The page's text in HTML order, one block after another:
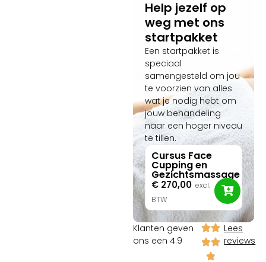
Help jezelf op
weg met ons
startpakket
Een startpakket is
speciaal
samengesteld om jou
te voorzien van alles
wat je nodig hebt om
jouw behandeling
naar een hoger niveau
te tillen.
Cursus Face
Cupping en
Gezichtsmassage
€ 270,00 excl.
BTW
Klanten geven
ons een 4.9
Lees
reviews